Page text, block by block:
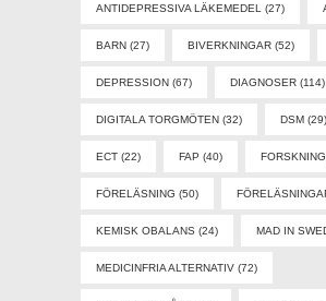
ANTIDEPRESSIVA LÄKEMEDEL (27)
BARN (27) BIVERKNINGAR (52)
DEPRESSION (67) DIAGNOSER (114)
DIGITALA TORGMÖTEN (32) DSM (29)
ECT (22) FAP (40) FORSKNING
FÖRELÄSNING (50)
KEMISK OBALANS (24) MAD IN
MEDICINFRIA ALTERNATIV (72)